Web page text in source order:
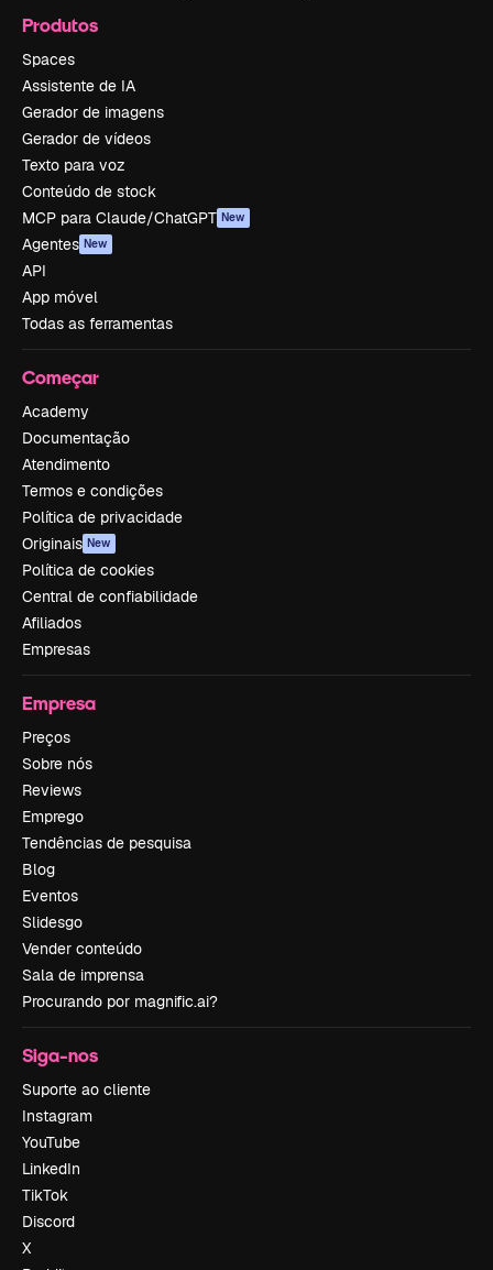
Produtos
Spaces
Assistente de IA
Gerador de imagens
Gerador de vídeos
Texto para voz
Conteúdo de stock
MCP para Claude/ChatGPT New
Agentes New
API
App móvel
Todas as ferramentas
Começar
Academy
Documentação
Atendimento
Termos e condições
Política de privacidade
Originais New
Política de cookies
Central de confiabilidade
Afiliados
Empresas
Empresa
Preços
Sobre nós
Reviews
Emprego
Tendências de pesquisa
Blog
Eventos
Slidesgo
Vender conteúdo
Sala de imprensa
Procurando por magnific.ai?
Siga-nos
Suporte ao cliente
Instagram
YouTube
LinkedIn
TikTok
Discord
X